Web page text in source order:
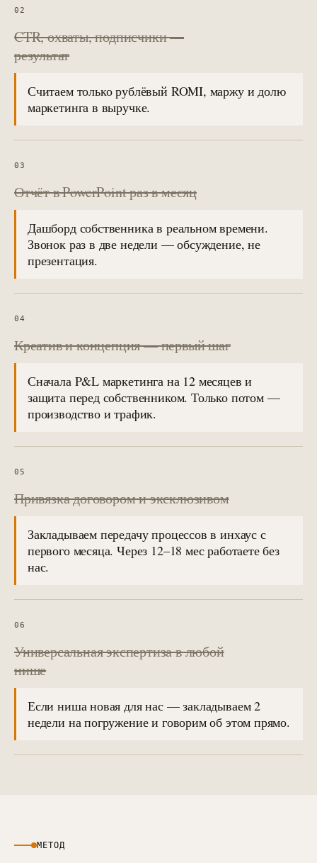
02
CTR, охваты, подписчики —
результат
Считаем только рублёвый ROMI, маржу и долю
маркетинга в выручке.
03
Отчёт в PowerPoint раз в месяц
Дашборд собственника в реальном времени.
Звонок раз в две недели — обсуждение, не
презентация.
04
Креатив и концепция — первый шаг
Сначала P&L маркетинга на 12 месяцев и
защита перед собственником. Только потом —
производство и трафик.
05
Привязка договором и эксклюзивом
Закладываем передачу процессов в инхаус с
первого месяца. Через 12–18 мес работаете без
нас.
06
Универсальная экспертиза в любой
нише
Если ниша новая для нас — закладываем 2
недели на погружение и говорим об этом прямо.
МЕТОД